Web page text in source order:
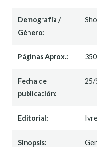
Demografía /
Género:
Páginas Aprox.: 350
Fecha de
publicación:
25/
Editorial:
Sinopsis: